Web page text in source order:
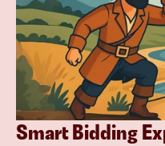
Smart Bidding